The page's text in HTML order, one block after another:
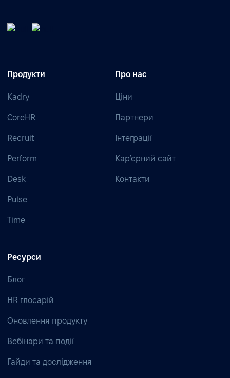
Продукти
Kadry
CoreHR
Recruit
Perform
Desk
Pulse
Time
Про нас
Ціни
Партнери
Інтеграції
Кар’єрний сайт
Контакти
Ресурси
Блог
HR глосарій
Оновлення продукту
Вебінари та події
Гайди та дослідження